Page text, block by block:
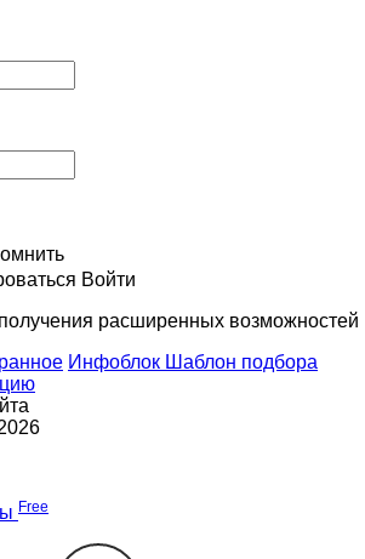
Войти
расширенных возможностей
Инфоблок Шаблон подбора
Free